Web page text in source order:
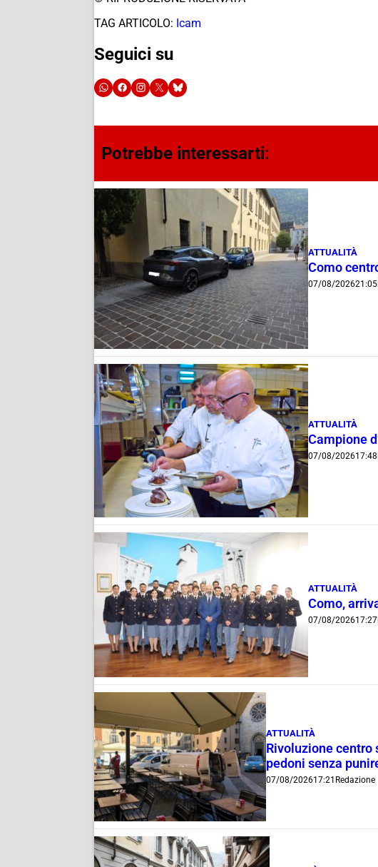
TAG ARTICOLO: Icam
Seguici su
Potrebbe interessarti:
ATTUALITÀ
Como
07/08/202621:05
ATTUALITÀ
Campione
07/08/202617:48
ATTUALITÀ
Como,
07/08/202617:27
ATTUALITÀ
Rivoluzione centro
pedoni senza
07/08/202617:21 Redazione